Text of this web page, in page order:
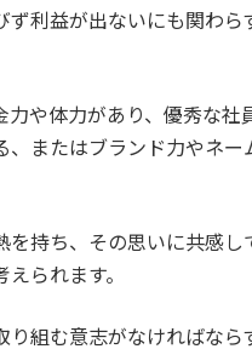
ず利益が出ないにも関わ
や体力があり、優秀な社
、またはブランド力やネ
を持ち、その思いに共感
られます。
り組む意志がなければな